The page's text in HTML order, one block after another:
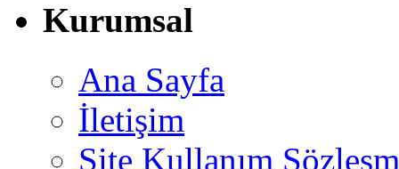
Kurumsal
Ana Sayfa
İletişim
Site Kullanım